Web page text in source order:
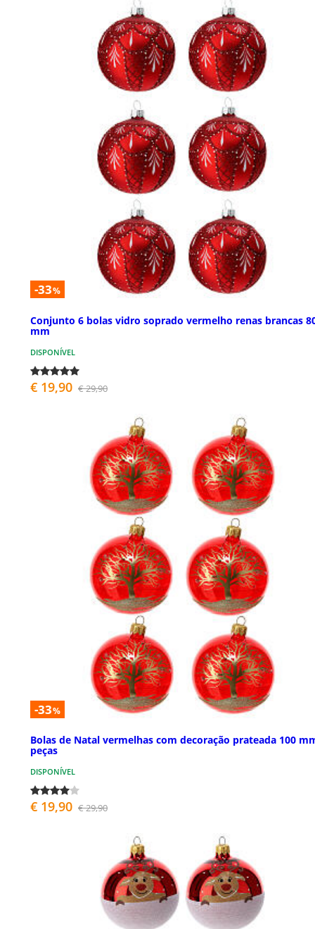
-33%
Conjunto 6 bolas vidro soprado vermelho renas brancas
mm
DISPONÍVEL
€ 19,90 € 29,90
-33%
Bolas de Natal vermelhas com decoração prateada 100
peças
DISPONÍVEL
€ 19,90 € 29,90